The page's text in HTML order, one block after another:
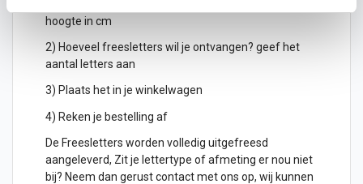
1) Geef aan welke formaat je wenst te ontvangen, de
hoogte in cm
2) Hoeveel freesletters wil je ontvangen? geef het
aantal letters aan
3) Plaats het in je winkelwagen
4) Reken je bestelling af
De Freesletters worden volledig uitgefreesd
aangeleverd, Zit je lettertype of afmeting er nou niet
bij? Neem dan gerust contact met ons op, wij kunnen